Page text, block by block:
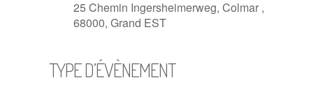
Calendrier Google
25 Chemin Ingersheimerweg, Colmar ,
68000, Grand EST
TYPE D’ÉVÈNEMENT